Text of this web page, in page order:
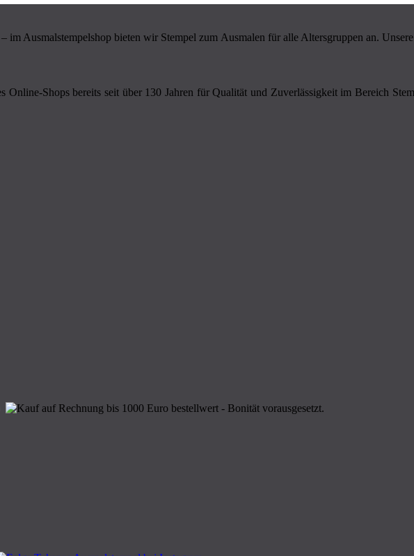
im Ausmalstempelshop bieten wir Stempel zum Ausmalen für alle Altersgruppen an.
Online-Shops bereits seit über 130 Jahren für Qualität und Zuverlässigkeit im Bereich